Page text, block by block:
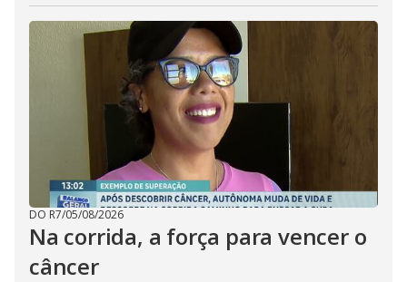
DO R7/05/08/2026
Na corrida, a força para vencer o
câncer